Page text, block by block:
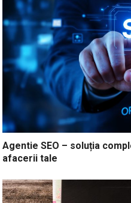
Agentie SEO – soluția
afacerii tale